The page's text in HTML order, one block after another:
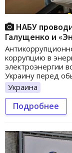
НАБУ
Галущенко и
коррупцию в
электроэнергии
Украину перед
Украина
Подробнее